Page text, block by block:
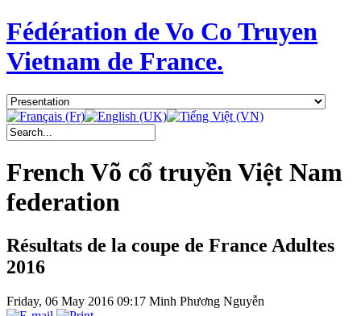
Fédération de Vo Co Truyen
Vietnam de France.
French Võ cổ truyền Việt Nam
federation
Résultats de la coupe de France Adultes
2016
Friday, 06 May 2016 09:17 Minh Phương Nguyễn